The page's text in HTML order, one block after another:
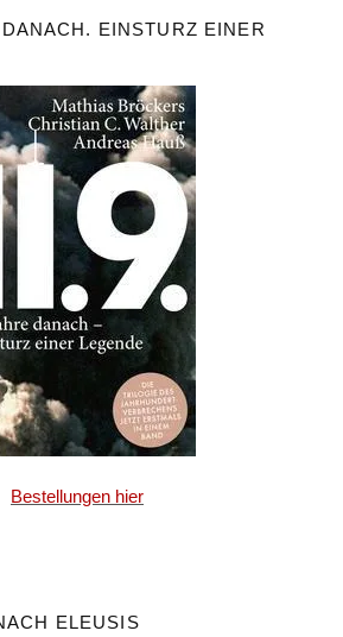
EINSTURZ EINER
Bestellungen hier
ELEUSIS